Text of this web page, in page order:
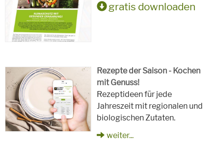
gratis downloaden
Rezepte der Saison - Kochen
mit Genuss!
Rezeptideen für jede
Jahreszeit mit regionalen und
biologischen Zutaten.
weiter...